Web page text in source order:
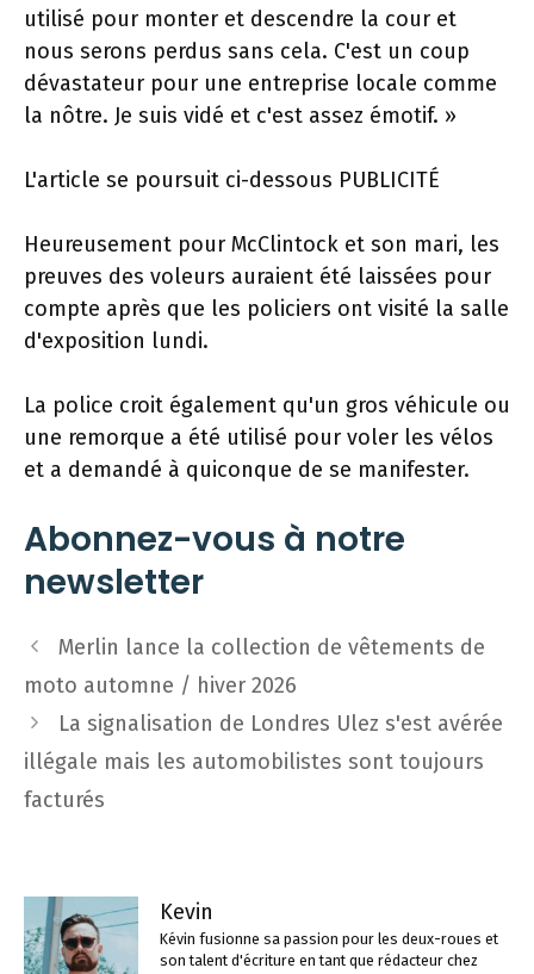
utilisé pour monter et descendre la cour et
nous serons perdus sans cela. C'est un coup
dévastateur pour une entreprise locale comme
la nôtre. Je suis vidé et c'est assez émotif. »
L'article se poursuit ci-dessous PUBLICITÉ
Heureusement pour McClintock et son mari, les
preuves des voleurs auraient été laissées pour
compte après que les policiers ont visité la salle
d'exposition lundi.
La police croit également qu'un gros véhicule ou
une remorque a été utilisé pour voler les vélos
et a demandé à quiconque de se manifester.
Abonnez-vous à notre
newsletter
Navigation
des
Merlin lance la collection de vêtements de
moto automne / hiver 2026
La signalisation de Londres Ulez s'est avérée
illégale mais les automobilistes sont toujours
facturés
Kevin
Kévin fusionne sa passion pour les deux-roues et
son talent d'écriture en tant que rédacteur chez